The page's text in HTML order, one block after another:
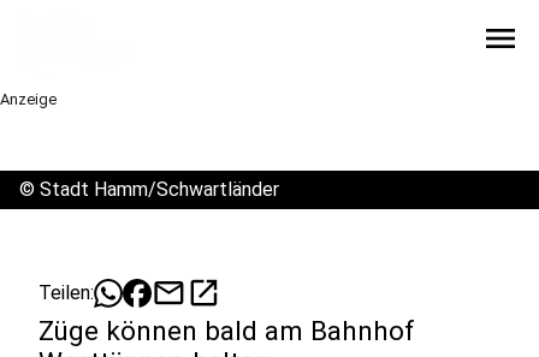
menu
Anzeige
© Stadt Hamm/Schwartländer
Teilen: mailopen_in_new
Züge können bald am Bahnhof